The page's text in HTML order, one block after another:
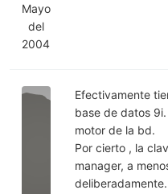
Mayo
del
2004
Efectivamente
base de datos
motor de la bd.
Por cierto , la
manager, a
deliberadamente.